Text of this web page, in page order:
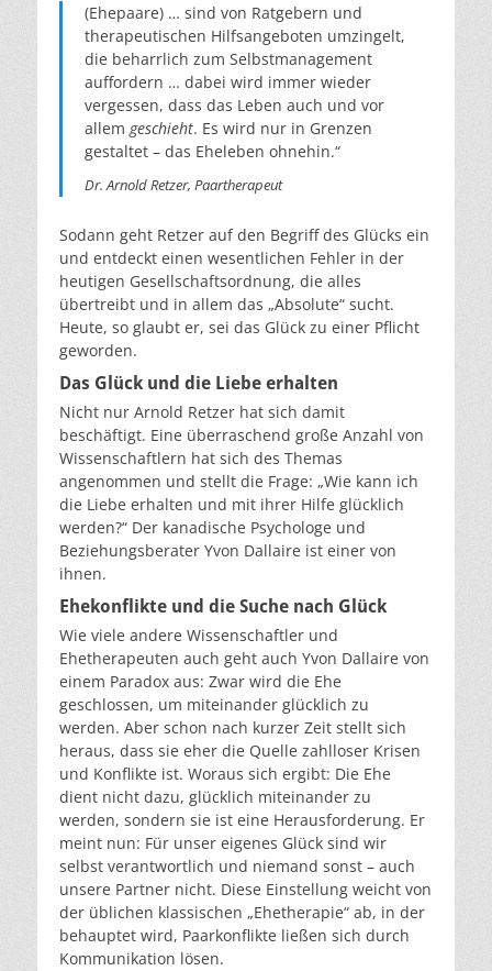
(Ehepaare) … sind von Ratgebern und
therapeutischen Hilfsangeboten umzingelt,
die beharrlich zum Selbstmanagement
auffordern … dabei wird immer wieder
vergessen, dass das Leben auch und vor
allem geschieht. Es wird nur in Grenzen
gestaltet – das Eheleben ohnehin.“
Dr. Arnold Retzer, Paartherapeut
Sodann geht Retzer auf den Begriff des Glücks ein
und entdeckt einen wesentlichen Fehler in der
heutigen Gesellschaftsordnung, die alles
übertreibt und in allem das „Absolute“ sucht.
Heute, so glaubt er, sei das Glück zu einer Pflicht
geworden.
Das Glück und die Liebe erhalten
Nicht nur Arnold Retzer hat sich damit
beschäftigt. Eine überraschend große Anzahl von
Wissenschaftlern hat sich des Themas
angenommen und stellt die Frage: „Wie kann ich
die Liebe erhalten und mit ihrer Hilfe glücklich
werden?“ Der kanadische Psychologe und
Beziehungsberater Yvon Dallaire ist einer von
ihnen.
Ehekonflikte und die Suche nach Glück
Wie viele andere Wissenschaftler und
Ehetherapeuten auch geht auch Yvon Dallaire von
einem Paradox aus: Zwar wird die Ehe
geschlossen, um miteinander glücklich zu
werden. Aber schon nach kurzer Zeit stellt sich
heraus, dass sie eher die Quelle zahlloser Krisen
und Konflikte ist. Woraus sich ergibt: Die Ehe
dient nicht dazu, glücklich miteinander zu
werden, sondern sie ist eine Herausforderung. Er
meint nun: Für unser eigenes Glück sind wir
selbst verantwortlich und niemand sonst – auch
unsere Partner nicht. Diese Einstellung weicht von
der üblichen klassischen „Ehetherapie“ ab, in der
behauptet wird, Paarkonflikte ließen sich durch
Kommunikation lösen.